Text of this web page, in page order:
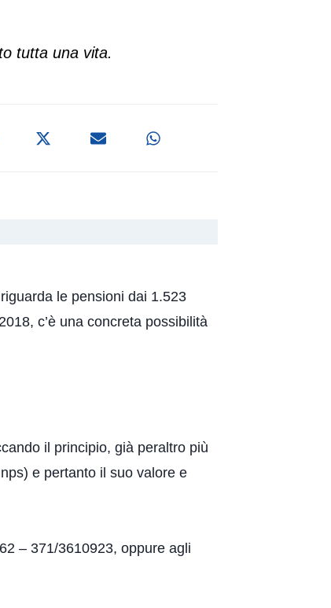
tutta una vita.
le pensioni dai 1.523
c’è una concreta possibilità
il principio, già peraltro più
e pertanto il suo valore e
– 371/3610923, oppure agli